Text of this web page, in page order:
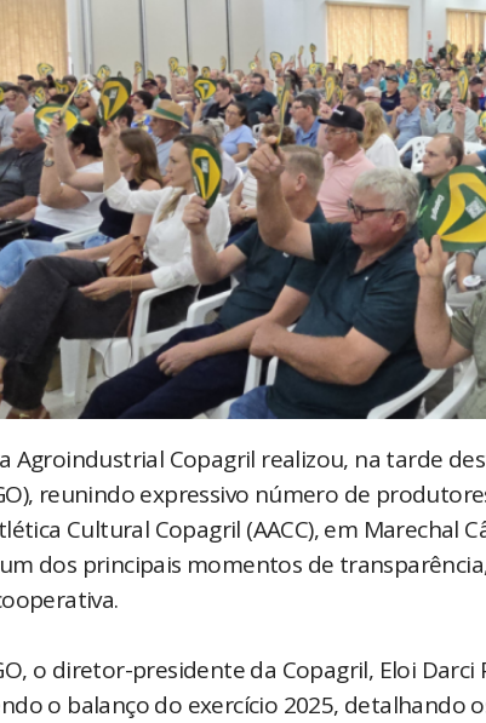
Agroindustrial Copagril realizou, na tarde
reunindo expressivo número de
Cultural Copagril (AACC), em Marechal
dos principais momentos de
o diretor-presidente da Copagril, Eloi
o balanço do exercício 2025, detalhando